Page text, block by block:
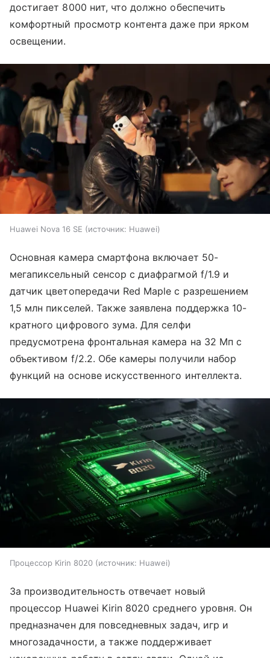
достигает 8000 нит, что должно обеспечить
комфортный просмотр контента даже при ярком
освещении.
Huawei Nova 16 SE источник: Huawei
Основная камера смартфона включает 50-
мегапиксельный сенсор с диафрагмой f/1.9 и
датчик цветопередачи Red Maple с разрешением
1,5 млн пикселей. Также заявлена поддержка 10-
кратного цифрового зума. Для селфи
предусмотрена фронтальная камера на 32 Мп с
объективом f/2.2. Обе камеры получили набор
функций на основе искусственного интеллекта.
Процессор Kirin 8020 источник: Huawei
За производительность отвечает новый
процессор Huawei Kirin 8020 среднего уровня. Он
предназначен для повседневных задач, игр и
многозадачности, а также поддерживает